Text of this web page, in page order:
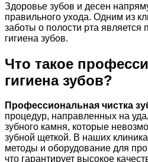
Здоровье зубов и десен
правильного ухода. Одним из
заботы о полости рта является
гигиена зубов.
Что такое
гигиена зубов?
Профессиональная чистка
процедур, направленных на
зубного камня, которые
зубной щеткой. В наших
методы и оборудование для
что гарантирует высокое